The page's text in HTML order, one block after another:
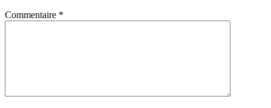
Commentaire *